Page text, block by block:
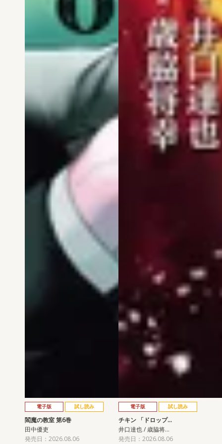
電子版 試し読み
閻魔の教室 第6巻
田中優吏
発売日：2026.08.06
電子版 試し読み
チキン 「ドロップ…
井口達也 / 歳脇将…
発売日：2026.08.06